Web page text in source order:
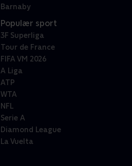
Barnaby
Populær sport
3F Superliga
Tour de France
FIFA VM 2026
A Liga
ATP
WTA
NFL
Serie A
Diamond League
La Vuelta